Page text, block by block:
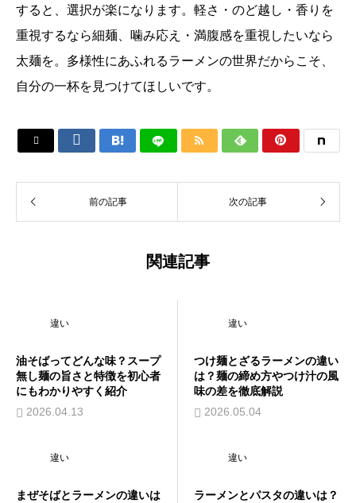
すると、選択が楽になります。軽さ・のど越し・香りを
重視するなら細麺、噛み応え・満腹感を重視したいなら
太麺を。多様性にあふれるラーメンの世界だからこそ、
自分の一杯を見つけてほしいです。
     
前の記事 次の記事
関連記事
違い
油そばってどんな味？スープ
無し麺の旨さと特徴を初心者
にもわかりやすく紹介
2026.04.13
違い
つけ麺とざるラーメンの違い
は？麺の締め方やつけ汁の風
味の差を徹底解説
2026.05.04
違い
まぜそばとラーメンの違いは
違い
ラーメンとパスタの違いは？